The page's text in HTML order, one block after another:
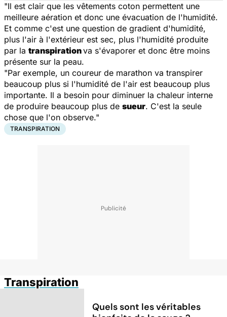
"Il est clair que les vêtements coton permettent une
meilleure aération et donc une évacuation de l'humidité.
Et comme c'est une question de gradient d'humidité,
plus l'air à l'extérieur est sec, plus l'humidité produite
par la transpirationva s'évaporer et donc être moins
présente sur la peau.
"Par exemple, un coureur de marathon va transpirer
beaucoup plus si l'humidité de l'air est beaucoup plus
importante. Il a besoin pour diminuer la chaleur interne
de produire beaucoup plus de sueur. C'est la seule
chose que l'on observe."
TRANSPIRATION
Transpiration
Quels sont les véritables